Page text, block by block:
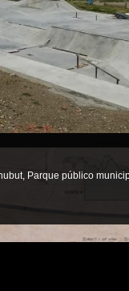
Parque público